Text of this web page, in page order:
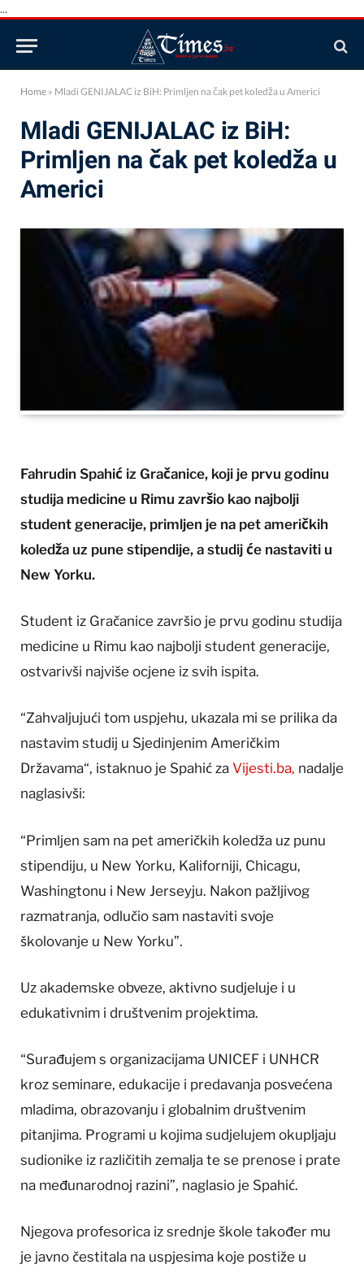
...
Home » Mladi GENIJALAC iz BiH: Primljen na čak pet koledža u Americi
Mladi GENIJALAC iz BiH:
Primljen na čak pet koledža u
Americi
Fahrudin Spahić iz Gračanice, koji je prvu godinu
studija medicine u Rimu završio kao najbolji
student generacije, primljen je na pet američkih
koledža uz pune stipendije, a studij će nastaviti u
New Yorku.
Student iz Gračanice završio je prvu godinu studija
medicine u Rimu kao najbolji student generacije,
ostvarivši najviše ocjene iz svih ispita.
“Zahvaljujući tom uspjehu, ukazala mi se prilika da
nastavim studij u Sjedinjenim Američkim
Državama“, istaknuo je Spahić za Vijesti.ba, nadalje
naglasivši:
“Primljen sam na pet američkih koledža uz punu
stipendiju, u New Yorku, Kaliforniji, Chicagu,
Washingtonu i New Jerseyju. Nakon pažljivog
razmatranja, odlučio sam nastaviti svoje
školovanje u New Yorku”.
Uz akademske obveze, aktivno sudjeluje i u
edukativnim i društvenim projektima.
“Surađujem s organizacijama UNICEF i UNHCR
kroz seminare, edukacije i predavanja posvećena
mladima, obrazovanju i globalnim društvenim
pitanjima. Programi u kojima sudjelujem okupljaju
sudionike iz različitih zemalja te se prenose i prate
na međunarodnoj razini”, naglasio je Spahić.
Njegova profesorica iz srednje škole također mu
je javno čestitala na uspjesima koje postiže u